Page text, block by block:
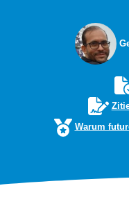
Warum